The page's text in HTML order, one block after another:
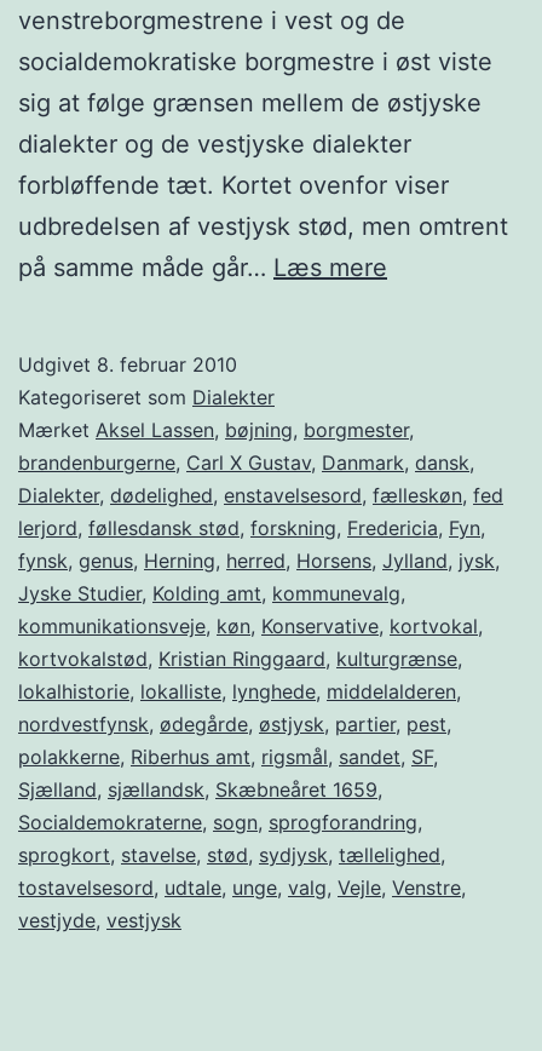
venstreborgmestrene i vest og de
socialdemokratiske borgmestre i øst viste
sig at følge grænsen mellem de østjyske
dialekter og de vestjyske dialekter
forbløffende tæt. Kortet ovenfor viser
udbredelsen af vestjysk stød, men omtrent
på samme måde går… Læs mere
Udgivet 8. februar 2010
Kategoriseret som Dialekter
Mærket Aksel Lassen, bøjning, borgmester,
brandenburgerne, Carl X Gustav, Danmark, dansk,
Dialekter, dødelighed, enstavelsesord, fælleskøn, fed
lerjord, føllesdansk stød, forskning, Fredericia, Fyn,
fynsk, genus, Herning, herred, Horsens, Jylland, jysk,
Jyske Studier, Kolding amt, kommunevalg,
kommunikationsveje, køn, Konservative, kortvokal,
kortvokalstød, Kristian Ringgaard, kulturgrænse,
lokalhistorie, lokalliste, lynghede, middelalderen,
nordvestfynsk, ødegårde, østjysk, partier, pest,
polakkerne, Riberhus amt, rigsmål, sandet, SF,
Sjælland, sjællandsk, Skæbneåret 1659,
Socialdemokraterne, sogn, sprogforandring,
sprogkort, stavelse, stød, sydjysk, tællelighed,
tostavelsesord, udtale, unge, valg, Vejle, Venstre,
vestjyde, vestjysk